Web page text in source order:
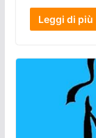
Leggi di più